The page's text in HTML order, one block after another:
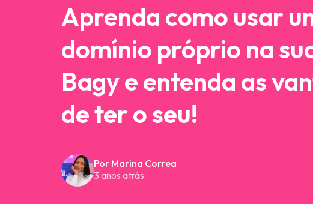
Aprenda como usar
domínio próprio na
Bagy e entenda as
de ter o seu!
Por Marina Correa
3 anos atrás